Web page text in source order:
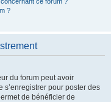
?
du forum peut avoir
s’enregistrer pour poster des
de bénéficier de